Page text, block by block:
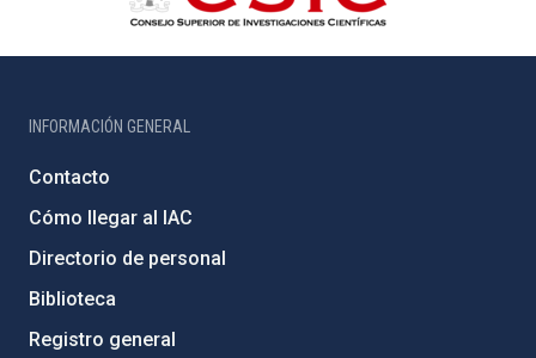
INFORMACIÓN GENERAL
Contacto
Cómo llegar al IAC
Directorio de personal
Biblioteca
Registro general